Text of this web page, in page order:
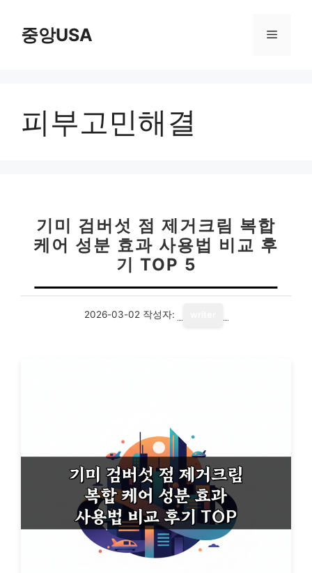
중앙USA 메
피부고민해결
기미 검버섯 점 제거크림 복합
케어 성분 효과 사용법 비교 후
기 TOP 5
2026-03-02 작성자: